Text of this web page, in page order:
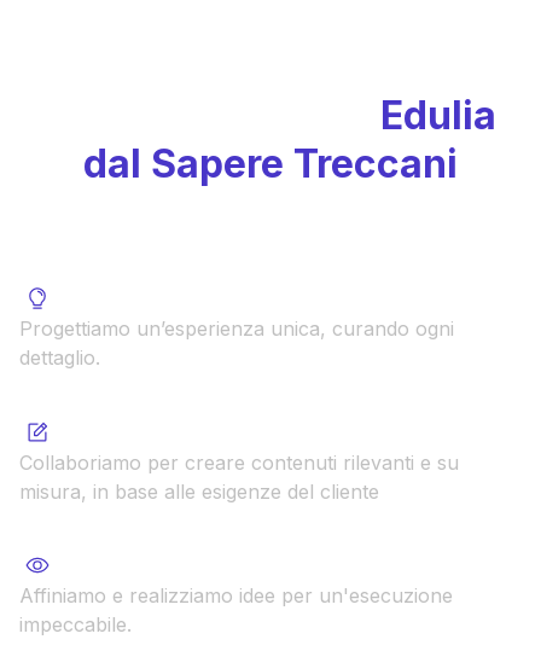
Edulia
dal Sapere Treccani
Progettiamo un’esperienza unica, curando ogni
dettaglio.
Collaboriamo per creare contenuti rilevanti e su
misura, in base alle esigenze del cliente
Affiniamo e realizziamo idee per un'esecuzione
impeccabile.